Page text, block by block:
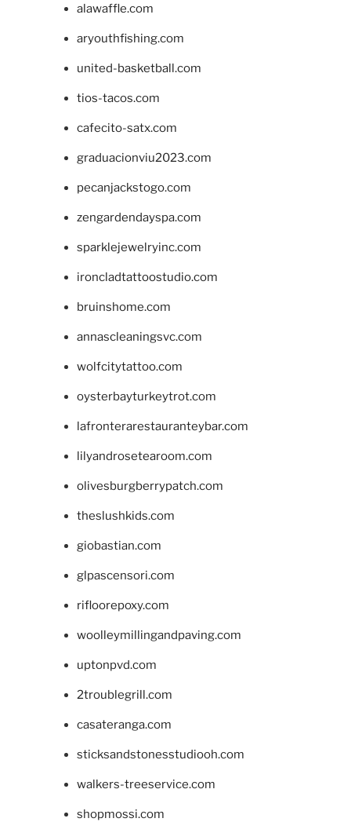
alawaffle.com
aryouthfishing.com
united-basketball.com
tios-tacos.com
cafecito-satx.com
graduacionviu2023.com
pecanjackstogo.com
zengardendayspa.com
sparklejewelryinc.com
ironcladtattoostudio.com
bruinshome.com
annascleaningsvc.com
wolfcitytattoo.com
oysterbayturkeytrot.com
lafronterarestauranteybar.com
lilyandrosetearoom.com
olivesburgberrypatch.com
theslushkids.com
giobastian.com
glpascensori.com
rifloorepoxy.com
woolleymillingandpaving.com
uptonpvd.com
2troublegrill.com
casateranga.com
sticksandstonesstudiooh.com
walkers-treeservice.com
shopmossi.com